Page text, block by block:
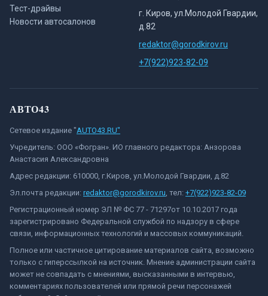
Тест-драйвы
Новости автосалонов
г. Киров, ул.Молодой Гвардии,
д.82
redaktor@gorodkirov.ru
+7(922)923-82-09
АВТО43
Сетевое издание "AUTO43.RU"
Учредитель: ООО «Фогран». ИО главного редактора: Анзорова
Анастасия Александровна
Адрес редакции: 610000, г.Киров, ул.Молодой Гвардии, д.82
Эл.почта редакции: redaktor@gorodkirov.ru, тел: +7(922)923-82-09
Регистрационный номер ЭЛ № ФС 77 - 71297от 10.10.2017 года
зарегистрировано Федеральной службой по надзору в сфере
связи, информационных технологий и массовых коммуникаций.
Полное или частичное цитирование материалов сайта, возможно
только с гиперссылкой на источник. Мнение администрации сайта
может не совпадать с мнениями, высказанными в интервью,
комментариях пользователей или прямой речи персонажей